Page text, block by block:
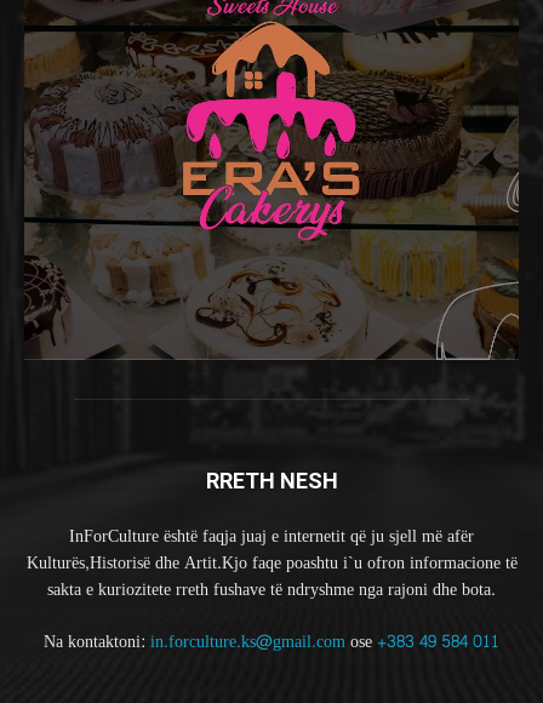
RRETH NESH
InForCulture është faqja juaj e internetit që ju sjell më afër
Kulturës,Historisë dhe Artit.Kjo faqe poashtu i`u ofron informacione të
sakta e kuriozitete rreth fushave të ndryshme nga rajoni dhe bota.
Na kontaktoni: in.forculture.ks@gmail.comose+383 49 584 011